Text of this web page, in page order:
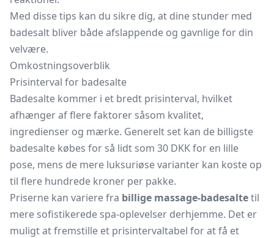
Med disse tips kan du sikre dig, at dine stunder med
badesalt bliver både afslappende og gavnlige for din
velvære.
Omkostningsoverblik
Prisinterval for badesalte
Badesalte kommer i et bredt prisinterval, hvilket
afhænger af flere faktorer såsom kvalitet,
ingredienser og mærke. Generelt set kan de billigste
badesalte købes for så lidt som 30 DKK for en lille
pose, mens de mere luksuriøse varianter kan koste op
til flere hundrede kroner per pakke.
Priserne kan variere fra billige massage-badesaltetil
mere sofistikerede spa-oplevelser derhjemme. Det er
muligt at fremstille et prisintervaltabel for at få et